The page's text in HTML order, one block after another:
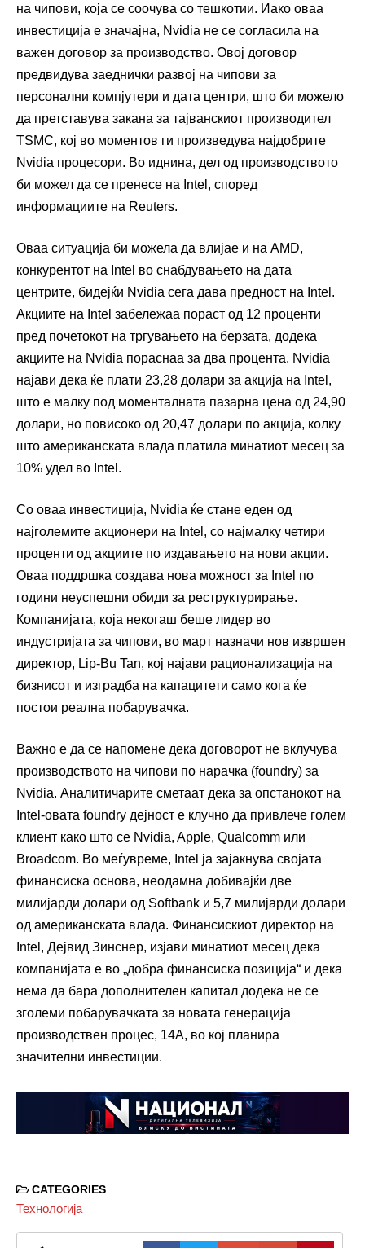
на чипови, која се соочува со тешкотии. Иако оваа
инвестиција е значајна, Nvidia не се согласила на
важен договор за производство. Овој договор
предвидува заеднички развој на чипови за
персонални компјутери и дата центри, што би можело
да претставува закана за тајванскиот производител
TSMC, кој во моментов ги произведува најдобрите
Nvidia процесори. Во иднина, дел од производството
би можел да се пренесе на Intel, според
информациите на Reuters.
Оваа ситуација би можела да влијае и на AMD,
конкурентот на Intel во снабдувањето на дата
центрите, бидејќи Nvidia сега дава предност на Intel.
Акциите на Intel забележаа пораст од 12 проценти
пред почетокот на тргувањето на берзата, додека
акциите на Nvidia пораснаа за два процента. Nvidia
најави дека ќе плати 23,28 долари за акција на Intel,
што е малку под моменталната пазарна цена од 24,90
долари, но повисоко од 20,47 долари по акција, колку
што американската влада платила минатиот месец за
10% удел во Intel.
Со оваа инвестиција, Nvidia ќе стане еден од
најголемите акционери на Intel, со најмалку четири
проценти од акциите по издавањето на нови акции.
Оваа поддршка создава нова можност за Intel по
години неуспешни обиди за реструктурирање.
Компанијата, која некогаш беше лидер во
индустријата за чипови, во март назначи нов извршен
директор, Lip-Bu Tan, кој најави рационализација на
бизнисот и изградба на капацитети само кога ќе
постои реална побарувачка.
Важно е да се напомене дека договорот не вклучува
производството на чипови по нарачка (foundry) за
Nvidia. Аналитичарите сметаат дека за опстанокот на
Intel-овата foundry дејност е клучно да привлече голем
клиент како што се Nvidia, Apple, Qualcomm или
Broadcom. Во меѓувреме, Intel ја зајакнува својата
финансиска основа, неодамна добивајќи две
милијарди долари од Softbank и 5,7 милијарди долари
од американската влада. Финансискиот директор на
Intel, Дејвид Зинснер, изјави минатиот месец дека
компанијата е во „добра финансиска позиција“ и дека
нема да бара дополнителен капитал додека не се
зголеми побарувачката за новата генерација
производствен процес, 14A, во кој планира
значителни инвестиции.
CATEGORIES
Технологија